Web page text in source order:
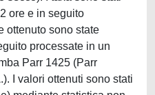
ore e in seguito
ottenuto sono state
processate in un
Parr 1425 (Parr
I valori ottenuti sono stati